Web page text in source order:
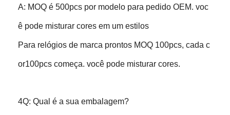
A: MOQ é 500pcs por modelo para pedido OEM. voc
ê pode misturar cores em um estilos
Para relógios de marca prontos MOQ 100pcs, cada c
or100pcs começa. você pode misturar cores.
4Q: Qual é a sua embalagem?